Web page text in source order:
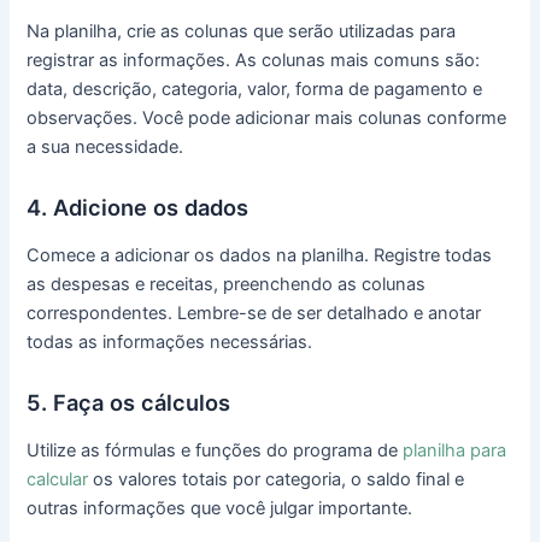
Na planilha, crie as colunas que serão utilizadas para
registrar as informações. As colunas mais comuns são:
data, descrição, categoria, valor, forma de pagamento e
observações. Você pode adicionar mais colunas conforme
a sua necessidade.
4. Adicione os dados
Comece a adicionar os dados na planilha. Registre todas
as despesas e receitas, preenchendo as colunas
correspondentes. Lembre-se de ser detalhado e anotar
todas as informações necessárias.
5. Faça os cálculos
Utilize as fórmulas e funções do programa de planilha para
calcular os valores totais por categoria, o saldo final e
outras informações que você julgar importante.